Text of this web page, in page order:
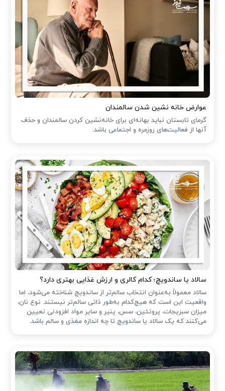
عوارض خانه نشین شدن سالمندان
گرمای تابستان نباید بهانه‌ای برای خانه‌نشین کردن سالمندان و حذف
آنها از فعالیت‌های روزمره و اجتماعی باشد.
سالاد یا ساندویچ؛ کدام کالری و ارزش غذایی بهتری دارد؟
سالاد معمولاً به‌عنوان انتخاب سالم‌تر از ساندویچ شناخته می‌شود، اما
واقعیت این است که هیچ‌کدام به‌طور ذاتی سالم‌تر نیستند. نوع نان،
میزان سبزیجات، پروتئین، سس، پنیر و سایر مواد افزودنی تعیین
می‌کنند که یک سالاد یا ساندویچ تا چه اندازه مغذی و سالم باشد.